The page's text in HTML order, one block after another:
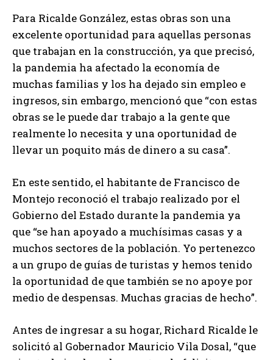
Para Ricalde González, estas obras son una
excelente oportunidad para aquellas personas
que trabajan en la construcción, ya que precisó,
la pandemia ha afectado la economía de
muchas familias y los ha dejado sin empleo e
ingresos, sin embargo, mencionó que “con estas
obras se le puede dar trabajo a la gente que
realmente lo necesita y una oportunidad de
llevar un poquito más de dinero a su casa”.
En este sentido, el habitante de Francisco de
Montejo reconoció el trabajo realizado por el
Gobierno del Estado durante la pandemia ya
que “se han apoyado a muchísimas casas y a
muchos sectores de la población. Yo pertenezco
a un grupo de guías de turistas y hemos tenido
la oportunidad de que también se no apoye por
medio de despensas. Muchas gracias de hecho”.
Antes de ingresar a su hogar, Richard Ricalde le
solicitó al Gobernador Mauricio Vila Dosal, “que